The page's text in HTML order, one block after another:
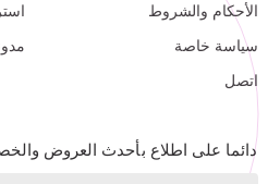
الأحكام والشروط
سياسة خاصة
اتصل
دائما على اطلاع بأحدث العروض